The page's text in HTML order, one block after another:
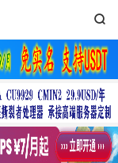
